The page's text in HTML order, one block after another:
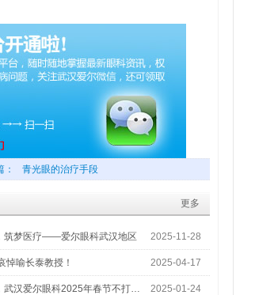
： 青光眼的治疗手段
更多
筑梦医疗——爱尔眼科武汉地区 2025-11-28
悼喻长泰教授！ 2025-04-17
武汉爱尔眼科2025年春节不打… 2025-01-24